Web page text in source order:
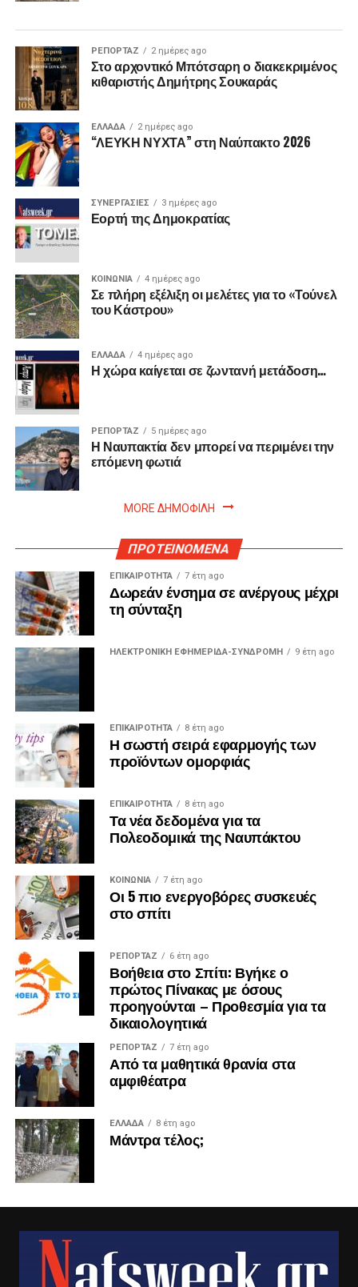
ΡΕΠΟΡΤΑΖ 2 ημέρες ago
Στο αρχοντικό Μπότσαρη ο διακεκριμένος
κιθαριστής Δημήτρης Σουκαράς
ΕΛΛΑΔΑ 2 ημέρες ago
“ΛΕΥΚΗ ΝΥΧΤΑ” στη Ναύπακτο 2026
ΣΥΝΕΡΓΑΣΙΕΣ 3 ημέρες ago
Εορτή της Δημοκρατίας
ΚΟΙΝΩΝΙΑ 4 ημέρες ago
Σε πλήρη εξέλιξη οι μελέτες για το «Τούνελ
του Κάστρου»
ΕΛΛΑΔΑ 4 ημέρες ago
Η χώρα καίγεται σε ζωντανή μετάδοση…
ΡΕΠΟΡΤΑΖ 5 ημέρες ago
Η Ναυπακτία δεν μπορεί να περιμένει την
επόμενη φωτιά
MORE ΔΗΜΟΦΙΛΗ
ΠΡΟΤΕΙΝΟΜΕΝΑ
ΕΠΙΚΑΙΡΟΤΗΤΑ 7 έτη ago
Δωρεάν ένσημα σε ανέργους μέχρι
τη σύνταξη
ΗΛΕΚΤΡΟΝΙΚΗ ΕΦΗΜΕΡΙΔΑ-ΣΥΝΔΡΟΜΗ 9 έτη ago
ΕΠΙΚΑΙΡΟΤΗΤΑ 8 έτη ago
Η σωστή σειρά εφαρμογής των
προϊόντων ομορφιάς
ΕΠΙΚΑΙΡΟΤΗΤΑ 8 έτη ago
Τα νέα δεδομένα για τα
Πολεοδομικά της Ναυπάκτου
ΚΟΙΝΩΝΙΑ 7 έτη ago
Οι 5 πιο ενεργοβόρες συσκευές
στο σπίτι
ΡΕΠΟΡΤΑΖ 6 έτη ago
Βοήθεια στο Σπίτι: Βγήκε ο
πρώτος Πίνακας με όσους
προηγούνται – Προθεσμία για τα
δικαιολογητικά
ΡΕΠΟΡΤΑΖ 7 έτη ago
Από τα μαθητικά θρανία στα
αμφιθέατρα
ΕΛΛΑΔΑ 8 έτη ago
Μάντρα τέλος;